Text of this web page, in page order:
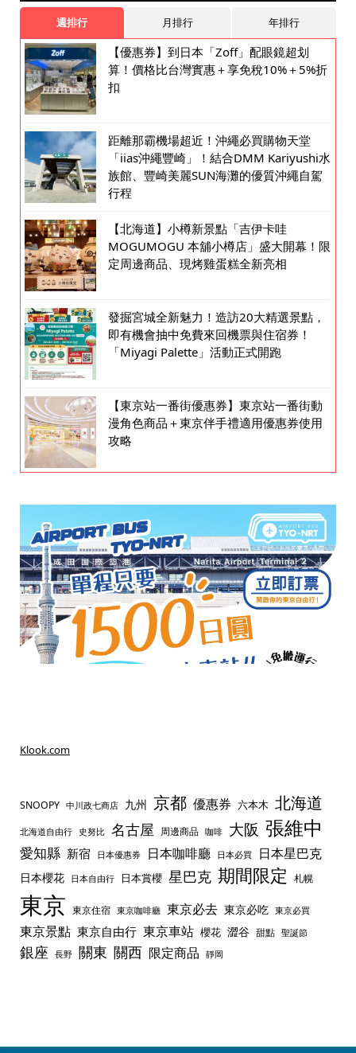
週排行 月排行 年排行
【優惠券】到日本「Zoff」配眼鏡超划
算！價格比台灣實惠＋享免稅10%＋5%折
扣
距離那霸機場超近！沖繩必買購物天堂
「iias沖繩豐崎」！結合DMM Kariyushi水
族館、豐崎美麗SUN海灘的優質沖繩自駕
行程
【北海道】小樽新景點「吉伊卡哇
MOGUMOGU 本舖小樽店」盛大開幕！限
定周邊商品、現烤雞蛋糕全新亮相
發掘宮城全新魅力！造訪20大精選景點，
即有機會抽中免費來回機票與住宿券！
「Miyagi Palette」活動正式開跑
【東京站一番街優惠券】東京站一番街動
漫角色商品＋東京伴手禮適用優惠券使用
攻略
Klook.com
SNOOPY 中川政七商店 九州 京都 優惠券 六本木 北海道
北海道自由行 史努比 名古屋 周邊商品 咖啡 大阪 張維中
愛知縣 新宿 日本優惠券 日本咖啡廳 日本必買 日本星巴克
日本櫻花 日本自由行 日本賞櫻 星巴克 期間限定 札幌
東京 東京住宿 東京咖啡廳 東京必去 東京必吃 東京必買
東京景點 東京自由行 東京車站 櫻花 澀谷 甜點 聖誕節
銀座 長野 關東 關西 限定商品 靜岡